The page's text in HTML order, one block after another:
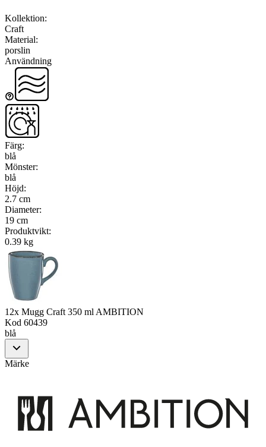
Kollektion:
Craft
Material:
porslin
Användning
Färg:
blå
Mönster:
blå
Höjd:
2.7 cm
Diameter:
19 cm
Produktvikt:
0.39 kg
12x Mugg Craft 350 ml AMBITION
Kod 60439
blå
Märke